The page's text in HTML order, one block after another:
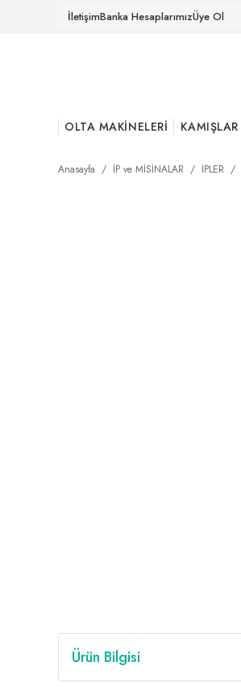
İletişimBanka HesaplarımızÜye Ol
OLTA MAKİNELERİ KAMIŞLAR
Anasayfa İP ve MİSİNALAR İPLER
Ürün Bilgisi